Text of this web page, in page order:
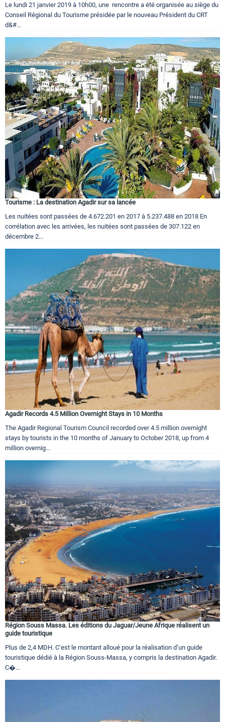
Le lundi 21 janvier 2019 à 10h00, une rencontre a été organisée au siège du
Conseil Régional du Tourisme présidée par le nouveau Président du CRT
d&#...
Tourisme : La destination Agadir sur sa lancée
Les nuitées sont passées de 4.672.201 en 2017 à 5.237.488 en 2018 En
corrélation avec les arrivées, les nuitées sont passées de 307.122 en
décembre 2...
Agadir Records 4.5 Million Overnight Stays in 10 Months
The Agadir Regional Tourism Council recorded over 4.5 million overnight
stays by tourists in the 10 months of January to October 2018, up from 4
million overnig...
Région Souss Massa. Les éditions du Jaguar/Jeune Afrique réalisent un
guide touristique
Plus de 2,4 MDH. C’est le montant alloué pour la réalisation d’un guide
touristique dédié à la Région Souss-Massa, y compris la destination Agadir.
C�...